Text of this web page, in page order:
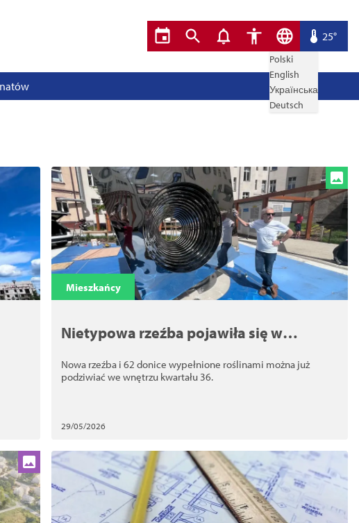
Polski
English
Українська
Deutsch
25°
Mieszkańcy
Nietypowa rzeźba pojawiła się w
kwartału 36
Nowa rzeźba i 62 donice wypełnione roślinami można już
podziwiać we wnętrzu kwartału 36.
29/05/2026